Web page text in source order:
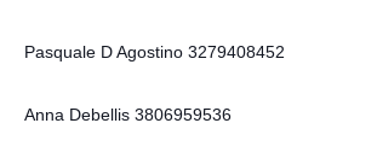
Pasquale D Agostino 3279408452
Anna Debellis 3806959536